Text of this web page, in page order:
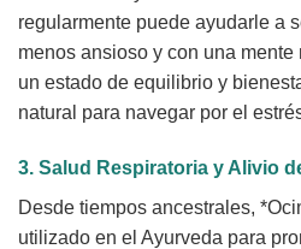
regularmente puede ayudarle a
menos ansioso y con una
un estado de equilibrio y
natural para navegar por el
3. Salud Respiratoria y Alivio
Desde tiempos ancestrales,
utilizado en el Ayurveda para